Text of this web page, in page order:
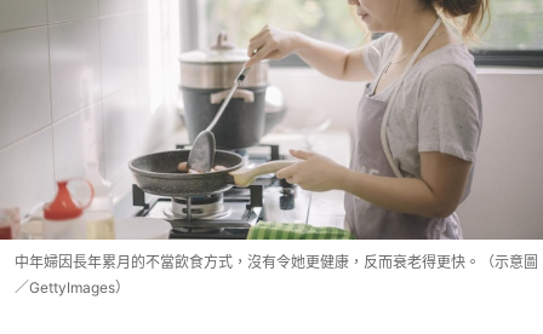
中年婦因長年累月的不當飲食方式，沒有令她更健康，反而衰老得更快。（示意圖
／GettyImages）